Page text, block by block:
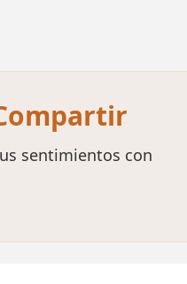
sentimientos con